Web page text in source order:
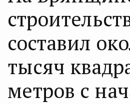
составил
тысяч
метров с